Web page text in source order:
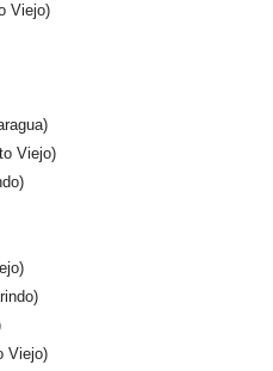
Viejo)
Viejo)
Viejo)